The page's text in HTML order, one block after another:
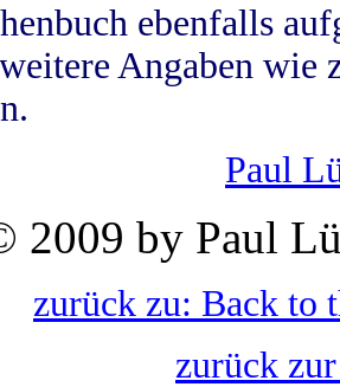
ebenfalls
Angaben wie
Paul
2009 by Paul
zurück zu: Back to
zurück